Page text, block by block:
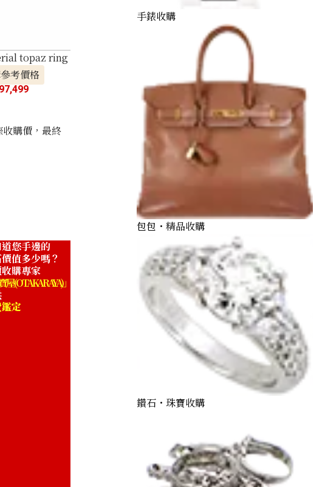
topaz ring 15.92 ct
考價格
購價，最終
您手邊的
值多少嗎？
購專家
屋 (OTAKARAYA)」
定
手錶收購
包包・精品收購
鑽石・珠寶收購